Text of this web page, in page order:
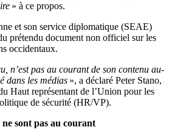
» à ce propos.
et son service diplomatique (SEAE)
prétendu document non officiel sur les
occidentaux.
n’est pas au courant de son contenu au-
dans les médias », a déclaré Peter Stano,
Haut représentant de l’Union pour les
de sécurité (HR/VP).
sont pas au courant